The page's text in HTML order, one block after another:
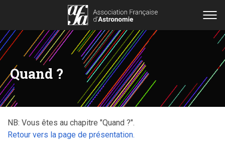
Quand ?
NB: Vous êtes au chapitre "Quand ?".
Retour vers la page de présentation.